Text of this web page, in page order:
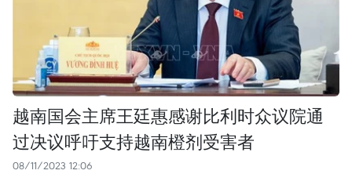
越南国会主席王廷惠感谢比利时众议院通
过决议呼吁支持越南橙剂受害者
08/11/2023 12:06